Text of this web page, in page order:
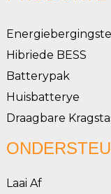
Hibriede BESS
Batterypak
Huisbatterye
Draagbare
Laai Af